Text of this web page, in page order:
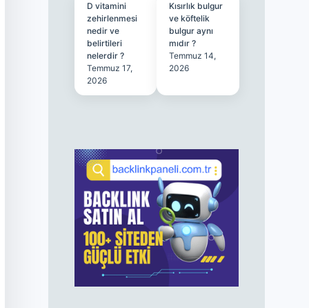
D vitamini
zehirlenmesi
nedir ve
belirtileri
nelerdir ?
Temmuz 17,
2026
Kısırlık bulgur
ve köftelik
bulgur aynı
mıdır ?
Temmuz 14,
2026